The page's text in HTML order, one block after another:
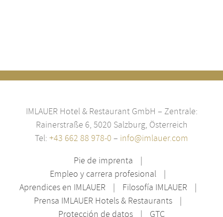
IMLAUER Hotel & Restaurant GmbH – Zentrale:
Rainerstraße 6, 5020 Salzburg, Österreich
Tel: +43 662 88 978-0 – info@imlauer.com
Pie de imprenta
Empleo y carrera profesional
Aprendices en IMLAUER
Filosofía IMLAUER
Prensa IMLAUER Hotels & Restaurants
Protección de datos
GTC